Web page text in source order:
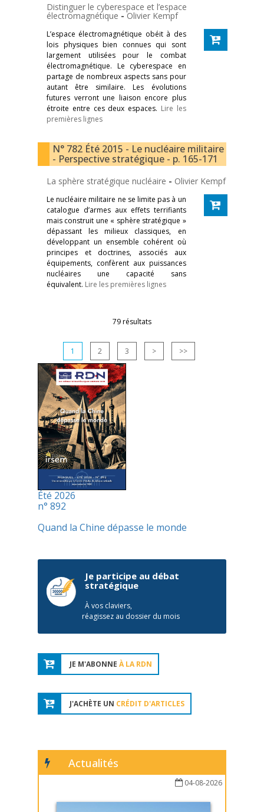
Distinguer le cyberespace et l’espace
électromagnétique -Olivier Kempf
L’espace électromagnétique obéit à des
lois physiques bien connues qui sont
largement utilisées pour le combat
électromagnétique. Le cyberespace en
partage de nombreux aspects sans pour
autant être similaire. Les évolutions
futures verront une liaison encore plus
étroite entre ces deux espaces. Lire les
premières lignes
N° 782 Été 2015 - Le nucléaire militaire
- Perspective stratégique - p. 165-171
La sphère stratégique nucléaire - Olivier Kempf
Le nucléaire militaire ne se limite pas à un
catalogue d’armes aux effets terrifiants
mais construit une « sphère stratégique »
dépassant les milieux classiques, en
développant un ensemble cohérent où
principes et doctrines, associés aux
équipements, confèrent aux puissances
nucléaires une capacité sans
équivalent. Lire les premières lignes
79 résultats
1 2 3 > >>
Été 2026
n° 892
Quand la Chine dépasse le monde
Je participe au débat
stratégique
À vos claviers,
réagissez au dossier du mois
JE M'ABONNE À LA RDN
J'ACHÈTE UN CRÉDIT D'ARTICLES
Actualités
04-08-2026